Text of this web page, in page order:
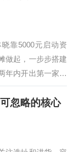
靠5000元启动资
做起，一步步搭建
年内开出第一家线
，拆解小成本创业
业者提供可参考的
忽略的核心